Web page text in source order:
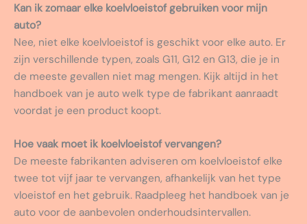
Kan ik zomaar elke koelvloeistof gebruiken voor mijn
auto?
Nee, niet elke koelvloeistof is geschikt voor elke auto. Er
zijn verschillende typen, zoals G11, G12 en G13, die je in
de meeste gevallen niet mag mengen. Kijk altijd in het
handboek van je auto welk type de fabrikant aanraadt
voordat je een product koopt.
Hoe vaak moet ik koelvloeistof vervangen?
De meeste fabrikanten adviseren om koelvloeistof elke
twee tot vijf jaar te vervangen, afhankelijk van het type
vloeistof en het gebruik. Raadpleeg het handboek van je
auto voor de aanbevolen onderhoudsintervallen.